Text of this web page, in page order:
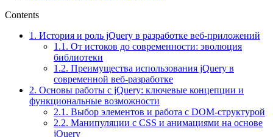
Contents
1. История и роль jQuery в разработке веб-приложений
1.1. От истоков до современности: эволюция
библиотеки
1.2. Преимущества использования jQuery в
современной веб-разработке
2. Основы работы с jQuery: ключевые концепции и
функциональные возможности
2.1. Выбор элементов и работа с DOM-структурой
2.2. Манипуляции с CSS и анимациями на основе
jQuery